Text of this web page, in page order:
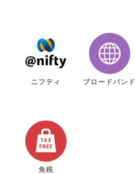
ニフティ ブロードバンド
免税